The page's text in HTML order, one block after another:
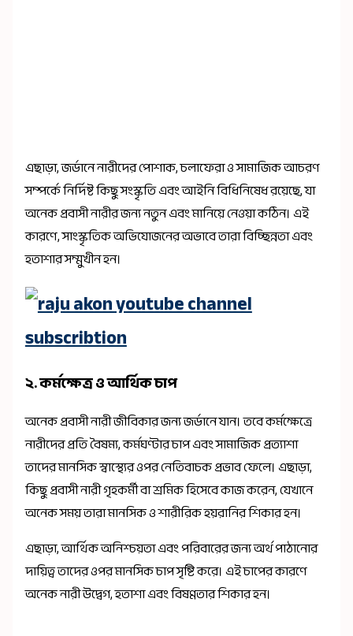
এছাড়া, জর্ডানে নারীদের পোশাক, চলাফেরা ও সামাজিক আচরণ
সম্পর্কে নির্দিষ্ট কিছু সংস্কৃতি এবং আইনি বিধিনিষেধ রয়েছে, যা
অনেক প্রবাসী নারীর জন্য নতুন এবং মানিয়ে নেওয়া কঠিন। এই
কারণে, সাংস্কৃতিক অভিযোজনের অভাবে তারা বিচ্ছিন্নতা এবং
হতাশার সম্মুখীন হন।
২. কর্মক্ষেত্র ও আর্থিক চাপ
অনেক প্রবাসী নারী জীবিকার জন্য জর্ডানে যান। তবে কর্মক্ষেত্রে
নারীদের প্রতি বৈষম্য, কর্মঘণ্টার চাপ এবং সামাজিক প্রত্যাশা
তাদের মানসিক স্বাস্থ্যের ওপর নেতিবাচক প্রভাব ফেলে। এছাড়া,
কিছু প্রবাসী নারী গৃহকর্মী বা শ্রমিক হিসেবে কাজ করেন, যেখানে
অনেক সময় তারা মানসিক ও শারীরিক হয়রানির শিকার হন।
এছাড়া, আর্থিক অনিশ্চয়তা এবং পরিবারের জন্য অর্থ পাঠানোর
দায়িত্ব তাদের ওপর মানসিক চাপ সৃষ্টি করে। এই চাপের কারণে
অনেক নারী উদ্বেগ, হতাশা এবং বিষণ্ণতার শিকার হন।